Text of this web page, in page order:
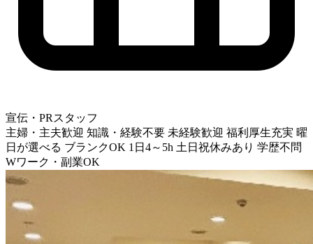
宣伝・PRスタッフ
主婦・主夫歓迎 知識・経験不要 未経験歓迎 福利厚生充実 曜
日が選べる ブランクOK 1日4～5h 土日祝休みあり 学歴不問
Wワーク・副業OK